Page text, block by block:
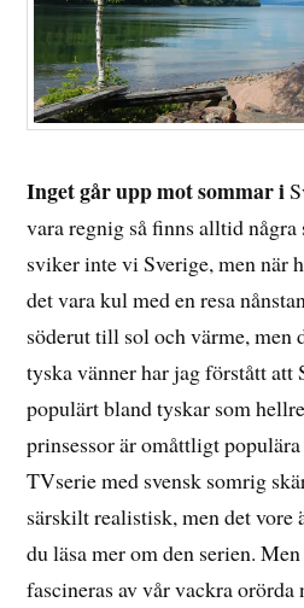
Inget går upp mot sommar i
vara regnig så finns alltid
sviker inte vi Sverige, men när
det vara kul med en resa
söderut till sol och värme, men
tyska vänner har jag förstått att
populärt bland tyskar som
prinsessor är omåttligt
TVserie med svensk somrig
särskilt realistisk, men det vore
du läsa mer om den serien.
fascineras av vår vackra